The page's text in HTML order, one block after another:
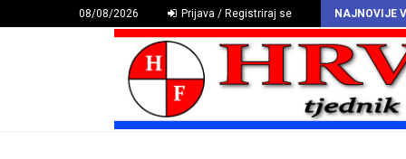
08/08/2026 Prijava / Registriraj se NAJNOVIJE
HAZU proglasio Deklaraciju o hrvatskomu povijesnom grbu